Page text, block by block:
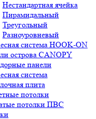
Нестандартная ячейка
Пирамидальный
Треугольный
Разноуровневый
система HOOK-ON
острова CANOPY
панели
система
плита
потолки
потолки ПВС